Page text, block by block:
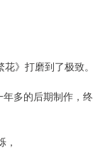
》打磨到了极致。
多的后期制作，终